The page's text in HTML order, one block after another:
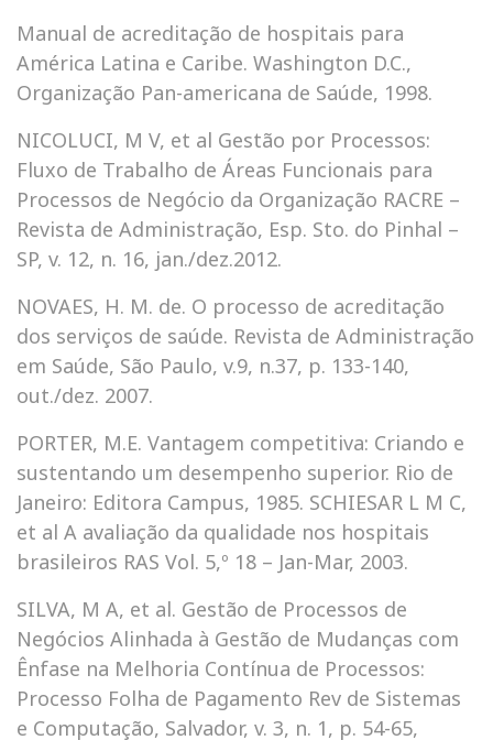
Manual de acreditação de hospitais para
América Latina e Caribe. Washington D.C.,
Organização Pan-americana de Saúde, 1998.
NICOLUCI, M V, et al Gestão por Processos:
Fluxo de Trabalho de Áreas Funcionais para
Processos de Negócio da Organização RACRE –
Revista de Administração, Esp. Sto. do Pinhal –
SP, v. 12, n. 16, jan./dez.2012.
NOVAES, H. M. de. O processo de acreditação
dos serviços de saúde. Revista de Administração
em Saúde, São Paulo, v.9, n.37, p. 133-140,
out./dez. 2007.
PORTER, M.E. Vantagem competitiva: Criando e
sustentando um desempenho superior. Rio de
Janeiro: Editora Campus, 1985. SCHIESAR L M C,
et al A avaliação da qualidade nos hospitais
brasileiros RAS Vol. 5,º 18 – Jan-Mar, 2003.
SILVA, M A, et al. Gestão de Processos de
Negócios Alinhada à Gestão de Mudanças com
Ênfase na Melhoria Contínua de Processos:
Processo Folha de Pagamento Rev de Sistemas
e Computação, Salvador, v. 3, n. 1, p. 54-65,